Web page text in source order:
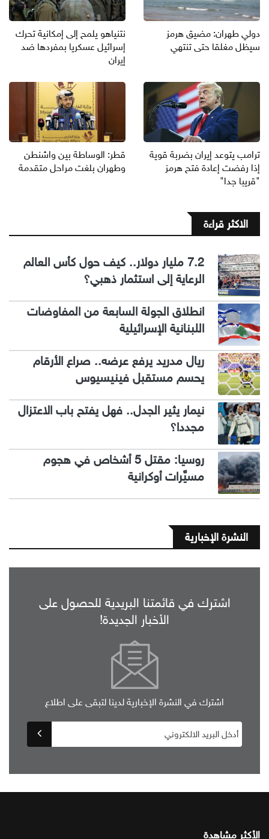
دولي طهران: مضيق هرمز
سيظل مغلقا حتى تنتهي
نتنياهو يلمح إلى إمكانية تحرك
إسرائيل عسكريا بمفردها ضد
إيران
ترامب يتوعد إيران بضربة قوية
إذا رفضت إعادة فتح هرمز
"قريبا جدا"
قطر: الوساطة بين واشنطن
وطهران بلغت مراحل متقدمة
الاكثر قراءة
7.2 مليار دولار.. كيف حول كأس العالم
الرعاية إلى استثمار ذهبي؟
انطلاق الجولة السابعة من المفاوضات
اللبنانية الإسرائيلية
ريال مدريد يرفع عرضه.. صراع الأرقام
يحسم مستقبل فينيسيوس
نيمار يثير الجدل.. فهل يفتح باب الاعتزال
مجددا؟
روسيا: مقتل 5 أشخاص في هجوم
مسيَّرات أوكرانية
النشرة الإخبارية
اشترك في قائمتنا البريدية للحصول على
الأخبار الجديدة!
اشترك في النشرة الإخبارية لدينا لتبقى على اطلاع
الأكثر مشاهدة